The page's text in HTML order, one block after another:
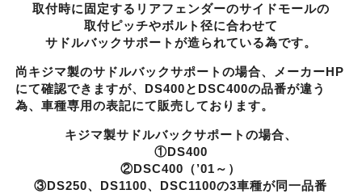
取付時に固定するリアフェンダーのサイドモールの
取付ピッチやボルト径に合わせて
サドルバックサポートが造られている為です。
尚キジマ製のサドルバックサポートの場合、メーカーHP
にて確認できますが、DS400とDSC400の品番が違う
為、車種専用の表記にて販売しております。
キジマ製サドルバックサポートの場合、
①DS400
②DSC400（’01～）
③DS250、DS1100、DSC1100の3車種が同一品番